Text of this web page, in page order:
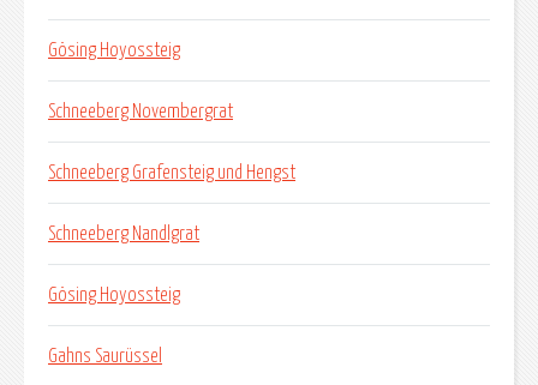
Gösing Hoyossteig
Schneeberg Novembergrat
Schneeberg Grafensteig und Hengst
Schneeberg Nandlgrat
Gösing Hoyossteig
Gahns Saurüssel